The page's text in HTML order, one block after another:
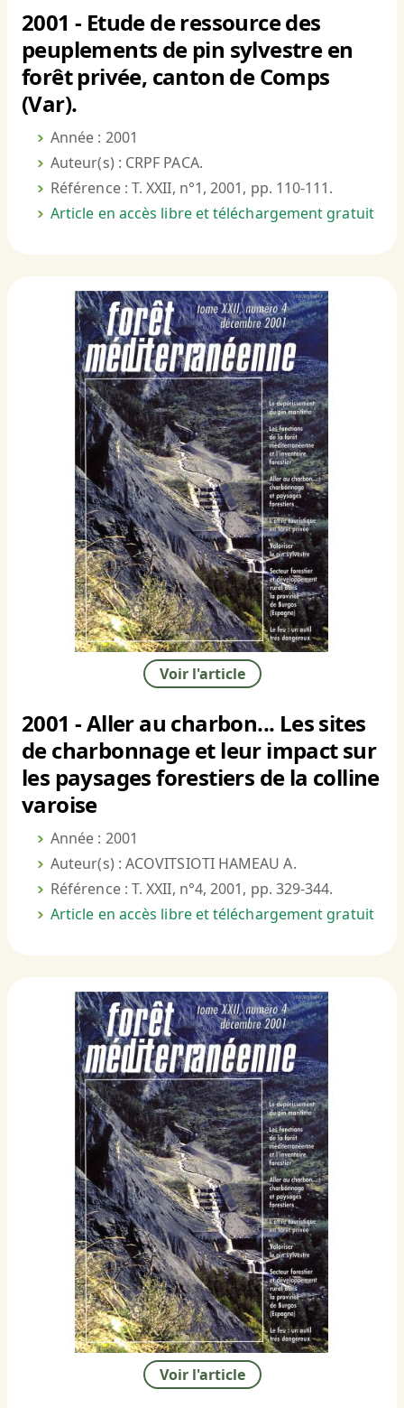
2001 - Etude de ressource des
peuplements de pin sylvestre en
forêt privée, canton de Comps
(Var).
Année : 2001
Auteur(s) : CRPF PACA.
Référence : T. XXII, n°1, 2001, pp. 110-111.
Article en accès libre et téléchargement gratuit
Voir l'article
2001 - Aller au charbon... Les sites
de charbonnage et leur impact sur
les paysages forestiers de la colline
varoise
Année : 2001
Auteur(s) : ACOVITSIOTI HAMEAU A.
Référence : T. XXII, n°4, 2001, pp. 329-344.
Article en accès libre et téléchargement gratuit
Voir l'article